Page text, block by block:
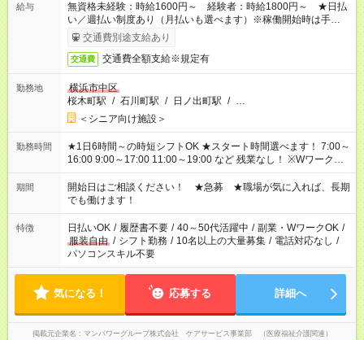
給与
無資格未経験：時給1600円～ 経験者：時給1800円～ ★日払
い／週払い制度あり（月払いも選べます）※稼働開始時は手続き
完了次第のお支払いとなります。
交通費別途支給あり
交通費 交通費全額支給※規定有
勤務地
横浜市中区
桜木町駅 / 石川町駅 / 日ノ出町駅 / …
＜シニア向け施設＞
勤務時間
★1日6時間～の時短シフトOK ★スタート時間選べます！ 7:00～
16:00 9:00～17:00 11:00～19:00 など 残業なし！ ※Wワークの
場合、他のお仕事と合わせ週40時間超の就業はご案内できませ
ん ※法令に基づき、週20時間以上勤務は社会保険への加入対象
となります ※労働者派遣法（日雇い派遣の原則禁止）により、
短時間・短期間の就業はご案内が難しい場合があります
期間
開始日はご相談ください！ ★急募 ★職場が気に入れば、長期
でも働けます！
特徴 日払いOK / 履歴書不要 / 40～50代活躍中 / 副業・WワークOK /
服装自由 / シフト勤務 / 10名以上の大量募集 / 電話対応なし /
パソコンスキル不要
気になる！ 応募する 詳細へ
掲載元企業名 マンパワーグループ株式会社 ケアサービス事業部 （医療福祉介護関連）